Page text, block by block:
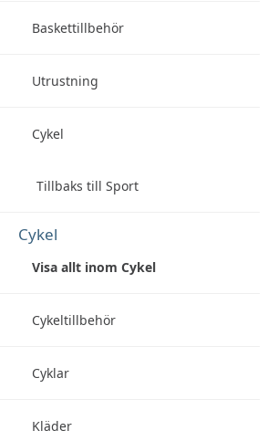
Baskettillbehör
Utrustning
Cykel
Tillbaks till Sport
Cykel
Visa allt inom Cykel
Cykeltillbehör
Cyklar
Kläder